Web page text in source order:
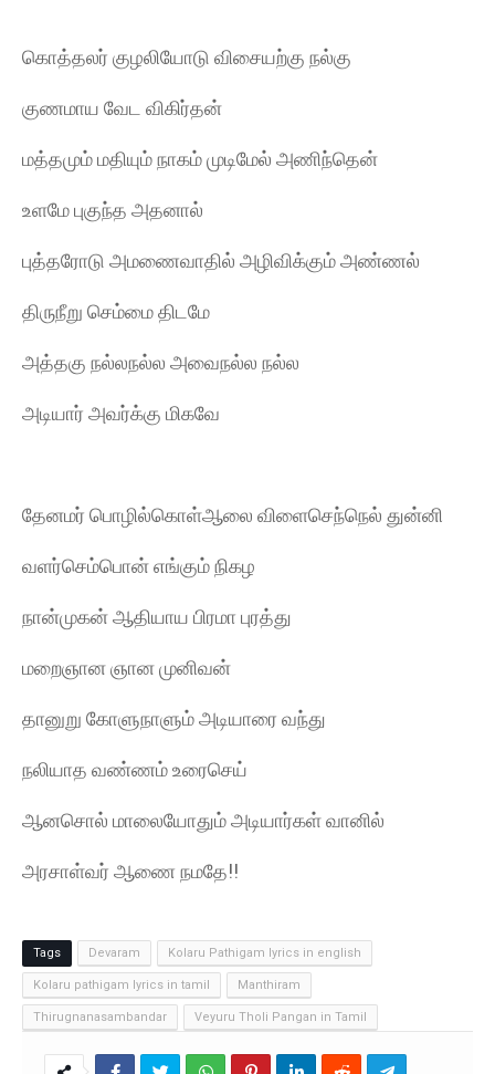
கொத்தலர் குழலியோடு விசையற்கு நல்கு
குணமாய வேட விகிர்தன்
மத்தமும் மதியும் நாகம் முடிமேல் அணிந்தென்
உளமே புகுந்த அதனால்
புத்தரோடு அமணைவாதில் அழிவிக்கும் அண்ணல்
திருநீறு செம்மை திடமே
அத்தகு நல்லநல்ல அவைநல்ல நல்ல
அடியார் அவர்க்கு மிகவே
தேனமர் பொழில்கொள்ஆலை விளைசெந்நெல் துன்னி
வளர்செம்பொன் எங்கும் நிகழ
நான்முகன் ஆதியாய பிரமா புரத்து
மறைஞான ஞான முனிவன்
தானுறு கோளுநாளும் அடியாரை வந்து
நலியாத வண்ணம் உரைசெய்
ஆனசொல் மாலையோதும் அடியார்கள் வானில்
அரசாள்வர் ஆணை நமதே!!
Tags Devaram Kolaru Pathigam lyrics in english
Kolaru pathigam lyrics in tamil Manthiram
Thirugnanasambandar Veyuru Tholi Pangan in Tamil